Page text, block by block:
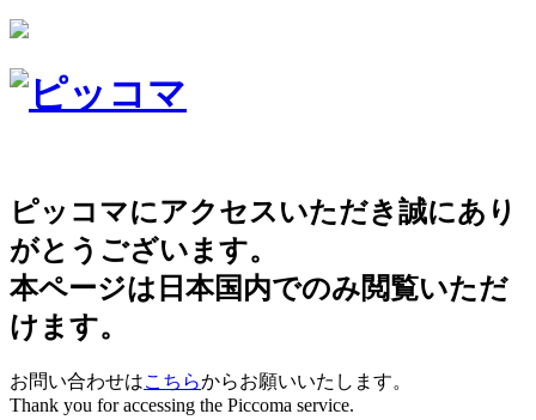
ピッコマにアクセスいただき誠にあり
がとうございます。
本ページは日本国内でのみ閲覧いただ
けます。
お問い合わせはこちらからお願いいたします。
Thank you for accessing the Piccoma service.